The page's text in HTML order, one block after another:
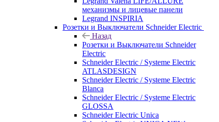
механизмы и лицевые панели
Legrand INSPIRIA
Розетки и Выключатели Schneider Electric
Назад
Розетки и Выключатели Schneider
Electric
Schneider Electric / Systeme Electric
ATLASDESIGN
Schneider Electric / Systeme Electric
Blanca
Schneider Electric / Systeme Electric
GLOSSA
Schneider Electric Unica